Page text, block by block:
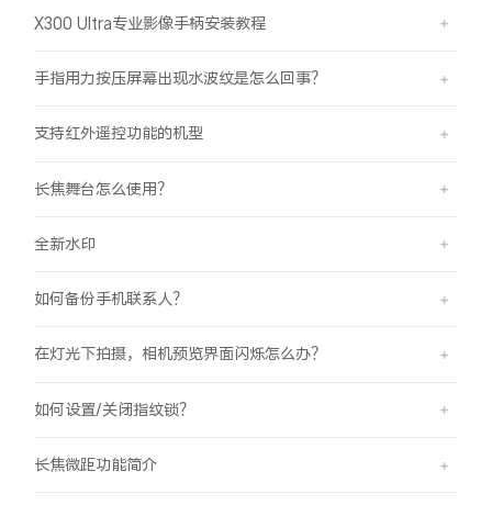
X300 Ultra专业影像手柄安装教程
手指用力按压屏幕出现水波纹是怎么回事？
支持红外遥控功能的机型
长焦舞台怎么使用？
全新水印
如何备份手机联系人？
在灯光下拍摄，相机预览界面闪烁怎么办？
如何设置/关闭指纹锁？
长焦微距功能简介